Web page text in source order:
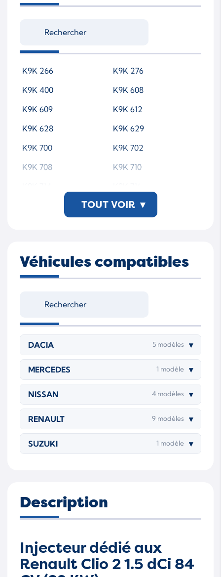
H8200421897
HRD338
HRD339
R02701D
R03101D
R05101D
R05102D
WG1772520
R05101D-WSMTAP00
K9K 266
K9K 276
K9K 400
K9K 608
K9K 609
K9K 612
K9K 628
K9K 629
K9K 700
K9K 702
K9K 708
K9K 710
K9K 724
K9K 768
K9K 770
K9K 792
K9K 796
K9K 800
K9K 830
K9K 840
OM 607.951
TOUT VOIR ▾
Véhicules compatibles
DACIA 5 modèles ▾
MERCEDES 1 modèle ▾
NISSAN 4 modèles ▾
RENAULT 9 modèles ▾
SUZUKI 1 modèle ▾
Description
Injecteur dédié aux
Renault Clio 2 1.5 dCi 84